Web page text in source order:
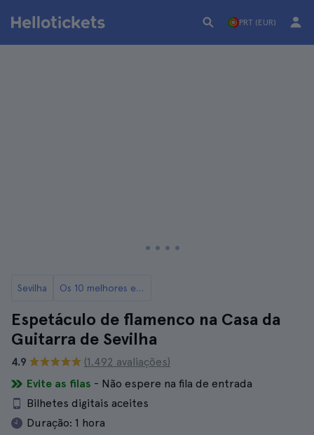
PRT (EUR)
Sevilha Os 10 melhores espetáculos de flamenco em Sevilha
Espetáculo de flamenco na Casa da
Guitarra de Sevilha
4.9
(1.492 avaliações)
Evite as filas - Não espere na fila de entrada
Bilhetes digitais aceites
Duração: 1 hora